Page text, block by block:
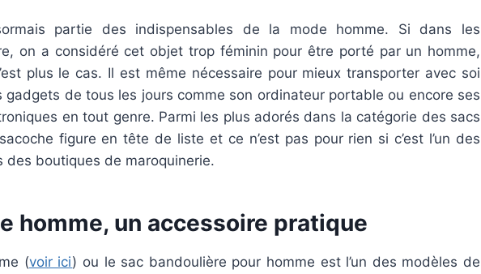
partie des indispensables de la mode homme. Si dans les
on a considéré cet objet trop féminin pour être porté par un homme,
plus le cas. Il est même nécessaire pour mieux transporter avec soi
gadgets de tous les jours comme son ordinateur portable ou encore ses
en tout genre. Parmi les plus adorés dans la catégorie des sacs
figure en tête de liste et ce n’est pas pour rien si c’est l’un des
des boutiques de maroquinerie.
homme, un accessoire pratique
(voir ici) ou le sac bandoulière pour homme est l’un des modèles de